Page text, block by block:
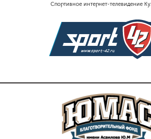
Спортивное интернет-телевидение